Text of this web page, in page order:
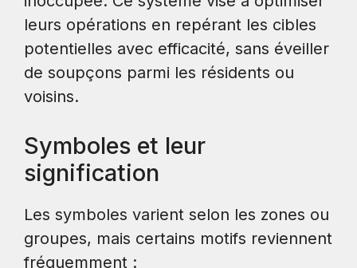
leurs opérations en repérant les cibles
potentielles avec efficacité, sans éveiller
de soupçons parmi les résidents ou
voisins.
Symboles et leur
signification
Les symboles varient selon les zones ou
groupes, mais certains motifs reviennent
fréquemment :